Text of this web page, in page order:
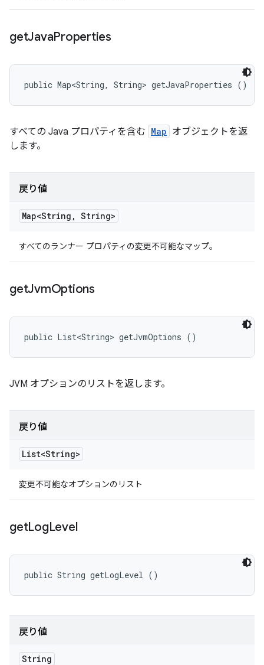
getJavaProperties
public Map<String, String> getJavaProperties ()
すべての Java プロパティを含む Map オブジェクトを返
します。
戻り値
Map<String , String>
すべてのランナー プロパティの変更不可能なマップ。
getJvmOptions
public List<String> getJvmOptions ()
JVM オプションのリストを返します。
戻り値
List<String>
変更不可能なオプションのリスト
getLogLevel
public String getLogLevel ()
戻り値
String